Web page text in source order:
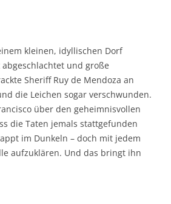
kleinen, idyllischen Dorf
und große
Sheriff Ruy de Mendoza an
die Leichen sogar verschwunden.
über den geheimnisvollen
die Taten jemals stattgefunden
im Dunkeln – doch mit jedem
aufzuklären. Und das bringt ihn